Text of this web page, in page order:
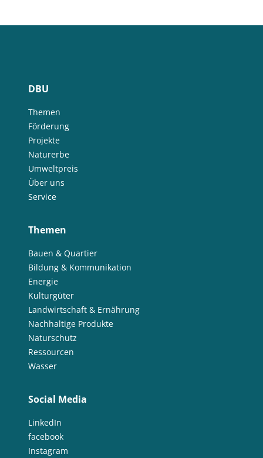
DBU
Themen
Förderung
Projekte
Naturerbe
Umweltpreis
Über uns
Service
Themen
Bauen & Quartier
Bildung & Kommunikation
Energie
Kulturgüter
Landwirtschaft & Ernährung
Nachhaltige Produkte
Naturschutz
Ressourcen
Wasser
Social Media
LinkedIn
facebook
Instagram